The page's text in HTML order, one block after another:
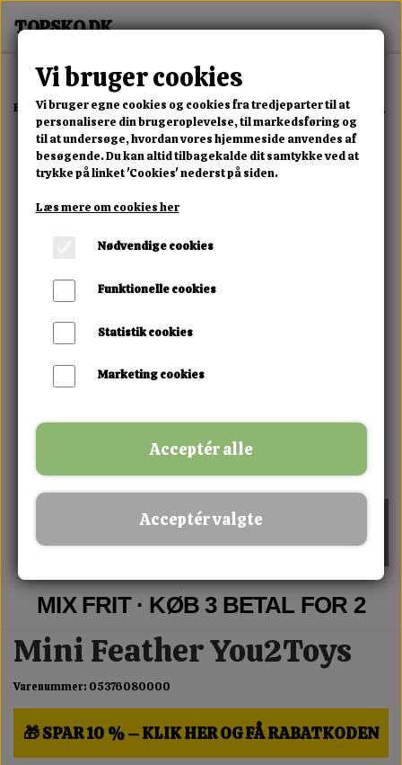
Forside Erotisk Kollektion Alle Produkter Mini Feather You2Toys
MIX FRIT · KØB 3 BETAL FOR 2
Mini Feather You2Toys
Varenummer: 05376080000
🎁 SPAR 10 % – KLIK HER OG FÅ RABATKODEN
Vi bruger cookies
Vi bruger egne cookies og cookies fra tredjeparter til at
personalisere din brugeroplevelse, til markedsføring og
til at undersøge, hvordan vores hjemmeside anvendes af
besøgende. Du kan altid tilbagekalde dit samtykke ved at
trykke på linket 'Cookies' nederst på siden.
Læs mere om cookies her
Nødvendige cookies
Funktionelle cookies
Statistik cookies
Marketing cookies
Acceptér alle
Acceptér valgte